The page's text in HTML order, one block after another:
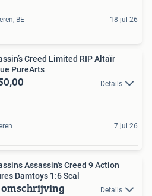
BE 18 jul 26
Creed Limited RIP Altaïr
PureArts
Details
7 jul 26
Assassin's Creed 9 Action
Damtoys 1:6 Scal
Details